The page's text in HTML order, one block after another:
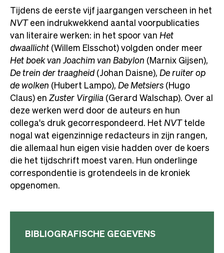
Tijdens de eerste vijf jaargangen verscheen in het
NVTeen indrukwekkend aantal voorpublicaties
van literaire werken: in het spoor vanHet
dwaallicht(Willem Elsschot) volgden onder meer
Het boek van Joachim van Babylon (Marnix Gijsen),
De trein der traagheid(Johan Daisne),De ruiter op
de wolken (Hubert Lampo),De Metsiers(Hugo
Claus) enZuster Virgilia(Gerard Walschap). Over al
deze werken werd door de auteurs en hun
collega's druk gecorrespondeerd. HetNVTtelde
nogal wat eigenzinnige redacteurs in zijn rangen,
die allemaal hun eigen visie hadden over de koers
die het tijdschrift moest varen. Hun onderlinge
correspondentie is grotendeels in de kroniek
opgenomen.
BIBLIOGRAFISCHE GEGEVENS